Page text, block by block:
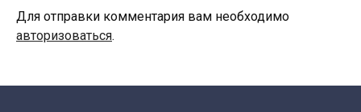
Для отправки комментария вам необходимо
авторизоваться.